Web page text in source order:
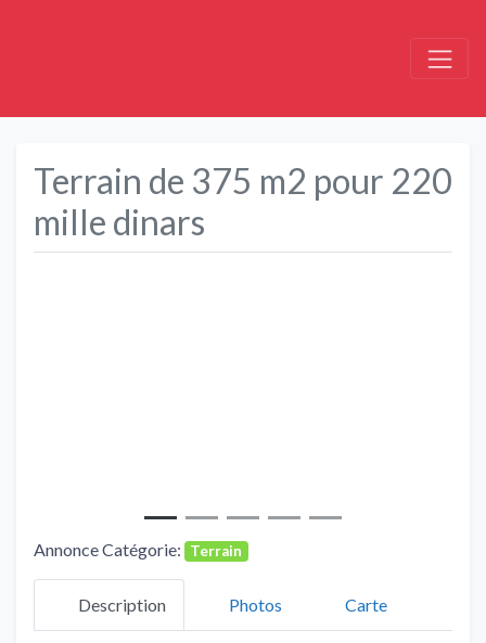
Terrain de 375 m2 pour 220
mille dinars
Annonce Catégorie: Terrain
Description Photos Carte